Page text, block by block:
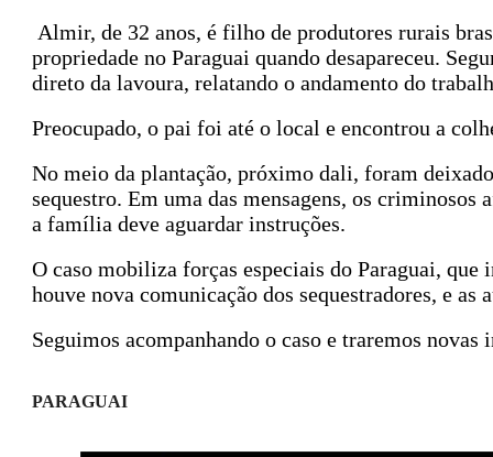
Almir, de 32 anos, é filho de produtores rurais
propriedade no Paraguai quando desapareceu.
direto da lavoura, relatando o andamento do
Preocupado, o pai foi até o local e encontrou a
No meio da plantação, próximo dali, foram
sequestro. Em uma das mensagens, os
a família deve aguardar instruções.
O caso mobiliza forças especiais do Paraguai,
houve nova comunicação dos sequestradores, e
Seguimos acompanhando o caso e traremos
PARAGUAI